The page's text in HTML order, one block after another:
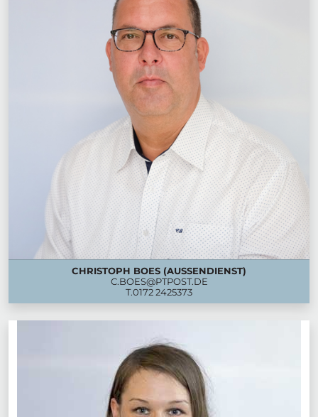
CHRISTOPH BOES (AUSSENDIENST)
C.BOES@PTPOST.DE
T.0172 2425373